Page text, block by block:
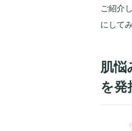
ご紹介
にして
肌悩
を発